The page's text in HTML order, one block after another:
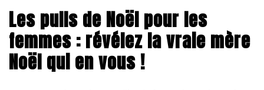
Les pulls de Noël pour les
femmes : révélez la vraie mère
Noël qui en vous !